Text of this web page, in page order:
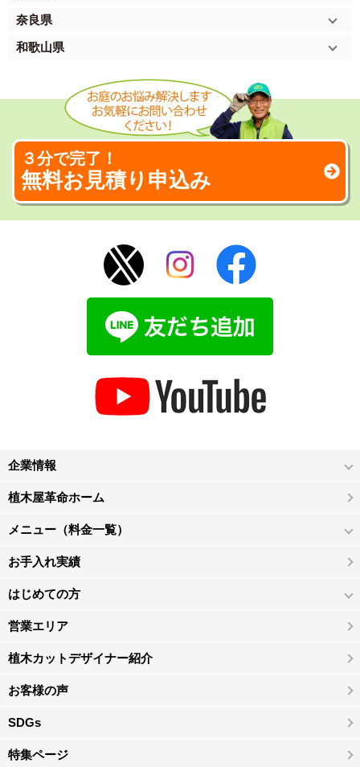
奈良県
和歌山県
３分で完了！
無料お見積り申込み
企業情報
植木屋革命ホーム
メニュー（料金一覧）
お手入れ実績
はじめての方
営業エリア
植木カットデザイナー紹介
お客様の声
SDGs
特集ページ